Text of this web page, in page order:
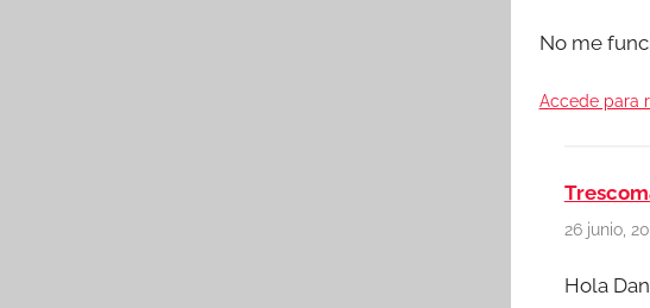
No me
Accede para
26 junio,
Hola